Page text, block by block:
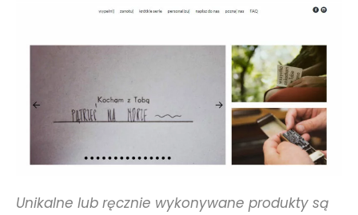
Unikalne lub ręcznie wykonywane produkty są